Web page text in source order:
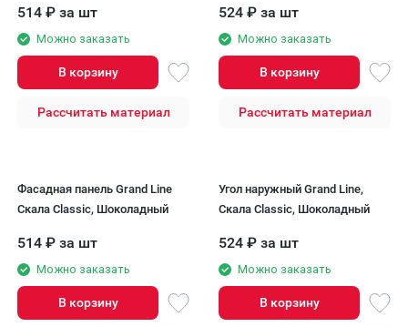
514 ₽ за шт
Можно заказать
В корзину
Рассчитать материал
524 ₽ за шт
Можно заказать
В корзину
Рассчитать материал
Фасадная панель Grand Line
Скала Classic, Шоколадный
514 ₽ за шт
Можно заказать
В корзину
Угол наружный Grand Line,
Скала Classic, Шоколадный
524 ₽ за шт
Можно заказать
В корзину